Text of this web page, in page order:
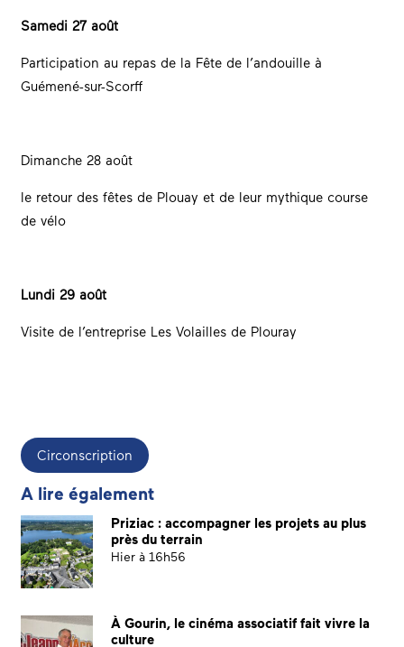
Samedi 27 août
Participation au repas de la Fête de l’andouille à
Guémené-sur-Scorff
Dimanche 28 août
le retour des fêtes de Plouay et de leur mythique course
de vélo
Lundi 29 août
Visite de l’entreprise Les Volailles de Plouray
Circonscription
A lire également
Priziac : accompagner les projets au plus
près du terrain
Hier à 16h56
À Gourin, le cinéma associatif fait vivre la
culture